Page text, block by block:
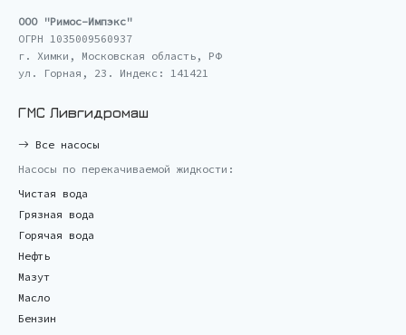
ООО "Римос-Импэкс"
ОГРН 1035009560937
г. Химки, Московская область, РФ
ул. Горная, 23. Индекс: 141421
ГМС Ливгидромаш
Все насосы
Насосы по перекачиваемой жидкости:
Чистая вода
Грязная вода
Горячая вода
Нефть
Мазут
Масло
Бензин